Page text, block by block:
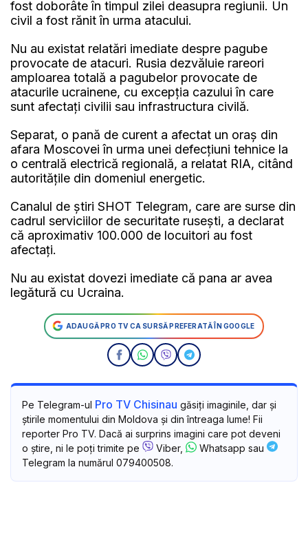
fost doborâte în timpul zilei deasupra regiunii. Un
civil a fost rănit în urma atacului.
Nu au existat relatări imediate despre pagube
provocate de atacuri. Rusia dezvăluie rareori
amploarea totală a pagubelor provocate de
atacurile ucrainene, cu excepţia cazului în care
sunt afectaţi civilii sau infrastructura civilă.
Separat, o pană de curent a afectat un oraş din
afara Moscovei în urma unei defecţiuni tehnice la
o centrală electrică regională, a relatat RIA, citând
autorităţile din domeniul energetic.
Canalul de ştiri SHOT Telegram, care are surse din
cadrul serviciilor de securitate ruseşti, a declarat
că aproximativ 100.000 de locuitori au fost
afectaţi.
Nu au existat dovezi imediate că pana ar avea
legătură cu Ucraina.
ADAUGĂ PRO TV CA SURSĂ PREFERATĂ ÎN GOOGLE
Pe Telegram-ul Pro TV Chisinau găsiți imaginile, dar și
știrile momentului din Moldova și din întreaga lume! Fii
reporter Pro TV. Dacă ai surprins imagini care pot deveni
o știre, ni le poți trimite pe
Viber,
Whatsapp sau
Telegram la numărul 079400508.